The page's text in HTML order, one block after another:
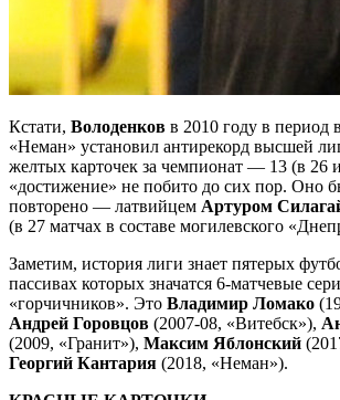
Кстати, Володенков в 2010 году в период
«Неман» установил антирекорд высшей
желтых карточек за чемпионат — 13 (в 26
«достижение» не побито до сих пор. Оно
повторено — латвийцем Артуром
(в 27 матчах в составе могилевского
Заметим, история лиги знает пятерых
пассивах которых значатся 6-матчевые
«горчичников». Это Владимир Ломако
Андрей Горовцов (2007-08, «Витебск»),
(2009, «Гранит»), Максим Яблонский
Георгий Кантария (2018, «Неман»).